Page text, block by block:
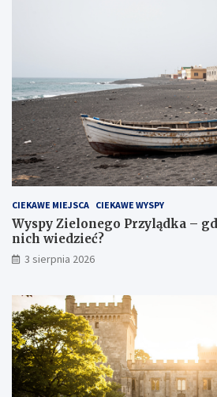
CIEKAWE MIEJSCA CIEKAWE WYSPY
Wyspy Zielonego Przylądka –
nich wiedzieć?
3 sierpnia 2026